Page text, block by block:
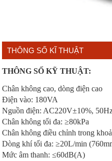
THÔNG SỐ KĨ THUẬT
THÔNG SỐ KỸ THUẬT:
Chân không cao, dòng
Điện vào: 180VA
Nguồn điện: AC220V±10%,
Chân không tối đa: ≥80kPa
Chân không điều chỉnh trong
Dòng khí tối đa: ≥20L/min
Mức âm thanh: ≤60dB(A)